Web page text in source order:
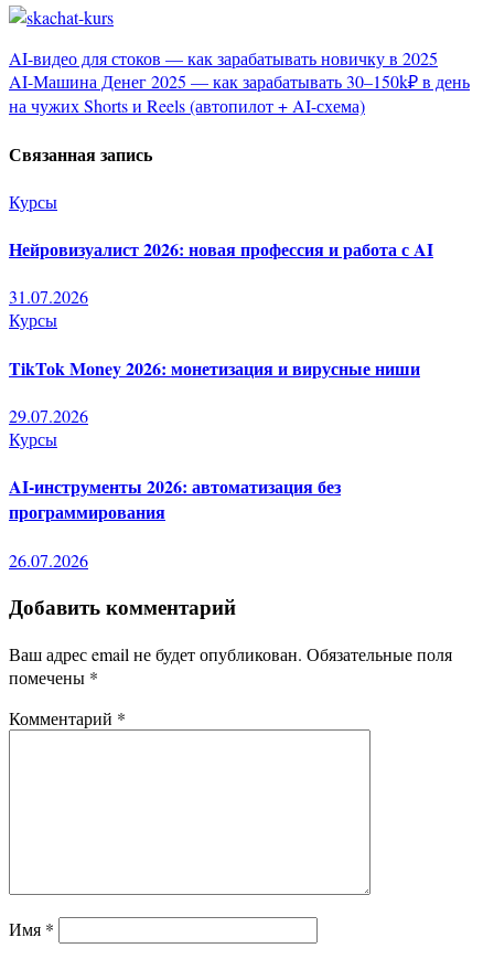
Навигация
по
записям
AI-видео для стоков — как зарабатывать новичку в 2025
AI-Машина Денег 2025 — как зарабатывать 30–150k₽ в день
на чужих Shorts и Reels (автопилот + AI-схема)
Связанная запись
Курсы
Нейровизуалист 2026: новая профессия и работа с AI
31.07.2026
Курсы
TikTok Money 2026: монетизация и вирусные ниши
29.07.2026
Курсы
AI-инструменты 2026: автоматизация без
программирования
26.07.2026
Добавить комментарий
Ваш адрес email не будет опубликован. Обязательные поля
помечены *
Комментарий *
Имя *